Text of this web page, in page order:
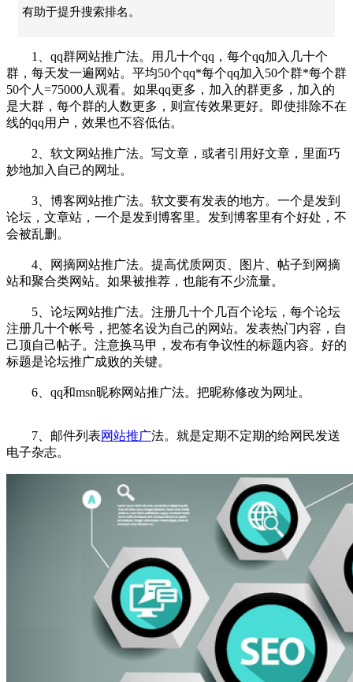
有助于提升搜索排名。
1、qq群网站推广法。用几十个qq，每个qq加入几十个
群，每天发一遍网站。平均50个qq*每个qq加入50个群*每个群
50个人=75000人观看。如果qq更多，加入的群更多，加入的
是大群，每个群的人数更多，则宣传效果更好。即使排除不在
线的qq用户，效果也不容低估。
2、软文网站推广法。写文章，或者引用好文章，里面巧
妙地加入自己的网址。
3、博客网站推广法。软文要有发表的地方。一个是发到
论坛，文章站，一个是发到博客里。发到博客里有个好处，不
会被乱删。
4、网摘网站推广法。提高优质网页、图片、帖子到网摘
站和聚合类网站。如果被推荐，也能有不少流量。
5、论坛网站推广法。注册几十个几百个论坛，每个论坛
注册几十个帐号，把签名设为自己的网站。发表热门内容，自
己顶自己帖子。注意换马甲，发布有争议性的标题内容。好的
标题是论坛推广成败的关键。
6、qq和msn昵称网站推广法。把昵称修改为网址。
7、邮件列表网站推广法。就是定期不定期的给网民发送
电子杂志。